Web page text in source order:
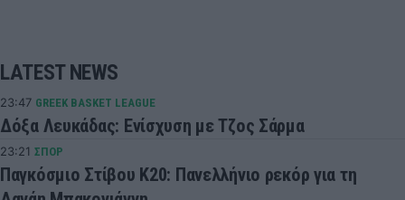
LATEST NEWS
23:47 GREEK BASKET LEAGUE
Δόξα Λευκάδας: Ενίσχυση με Τζος Σάρμα
23:21 ΣΠΟΡ
Παγκόσμιο Στίβου Κ20: Πανελλήνιο ρεκόρ για τη